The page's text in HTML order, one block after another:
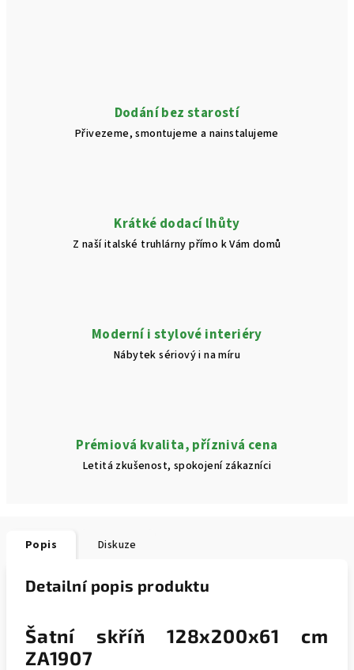
Dodání bez starostí
Přivezeme, smontujeme a nainstalujeme
Krátké dodací lhůty
Z naší italské truhlárny přímo k Vám domů
Moderní i stylové interiéry
Nábytek sériový i na míru
Prémiová kvalita, příznivá cena
Letitá zkušenost, spokojení zákazníci
Popis Diskuze
Detailní popis produktu
Šatní skříň 128x200x61 cm
ZA1907